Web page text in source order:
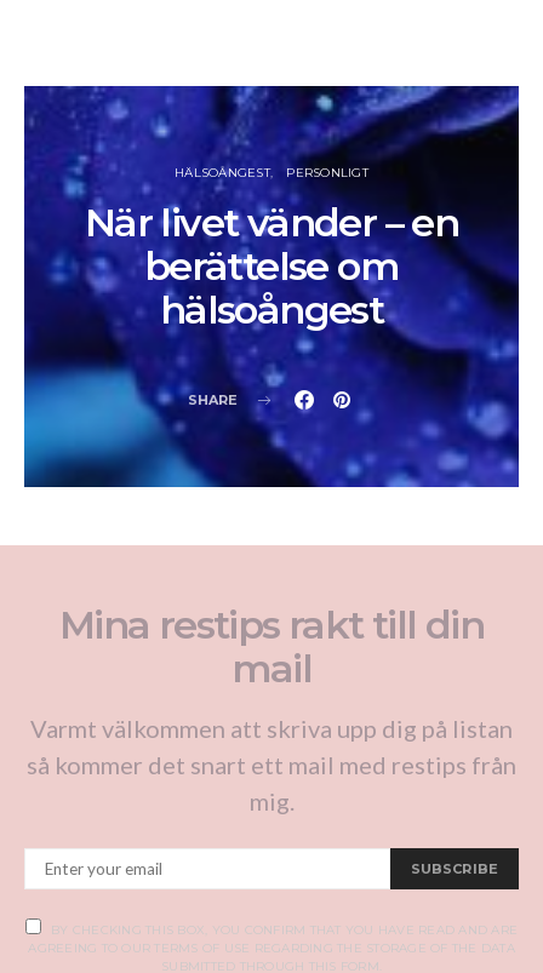
HÄLSOÅNGEST PERSONLIGT
När livet vänder – en
berättelse om
hälsoångest
SHARE
Mina restips rakt till din
mail
Varmt välkommen att skriva upp dig på listan
så kommer det snart ett mail med restips från
mig.
SUBSCRIBE
BY CHECKING THIS BOX, YOU CONFIRM THAT YOU HAVE READ AND ARE
AGREEING TO OUR TERMS OF USE REGARDING THE STORAGE OF THE DATA
SUBMITTED THROUGH THIS FORM.